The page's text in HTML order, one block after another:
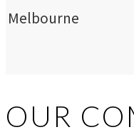
Melbourne
OUR